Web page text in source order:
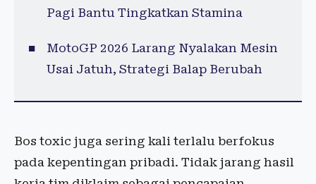
Pagi Bantu Tingkatkan Stamina
MotoGP 2026 Larang Nyalakan Mesin
Usai Jatuh, Strategi Balap Berubah
Bos toxic juga sering kali terlalu berfokus
pada kepentingan pribadi. Tidak jarang hasil